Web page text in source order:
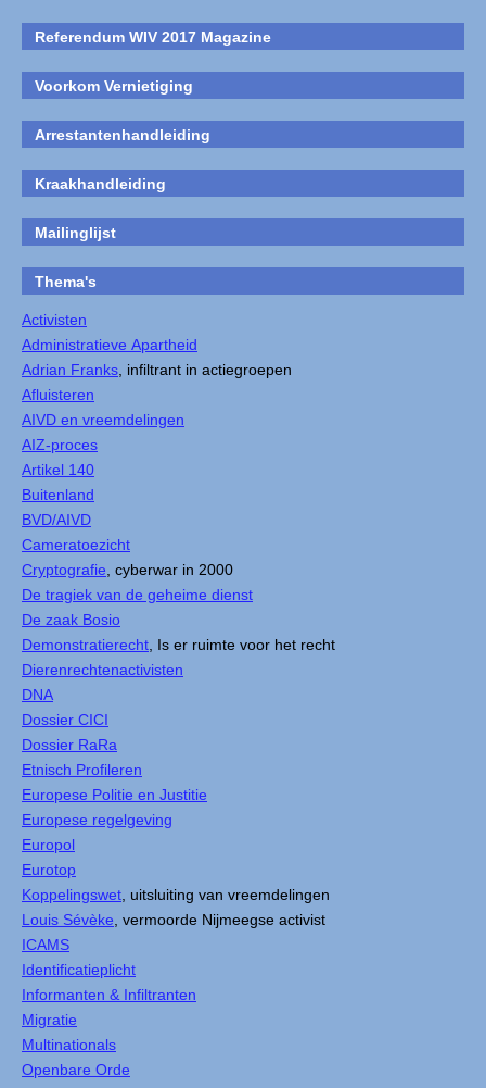
Referendum WIV 2017 Magazine
Voorkom Vernietiging
Arrestantenhandleiding
Kraakhandleiding
Mailinglijst
Thema's
Activisten
Administratieve Apartheid
Adrian Franks , infiltrant in actiegroepen
Afluisteren
AIVD en vreemdelingen
AIZ-proces
Artikel 140
Buitenland
BVD/AIVD
Cameratoezicht
Cryptografie , cyberwar in 2000
De tragiek van de geheime dienst
De zaak Bosio
Demonstratierecht , Is er ruimte voor het recht
Dierenrechtenactivisten
DNA
Dossier CICI
Dossier RaRa
Etnisch Profileren
Europese Politie en Justitie
Europese regelgeving
Europol
Eurotop
Koppelingswet , uitsluiting van vreemdelingen
Louis Sévèke , vermoorde Nijmeegse activist
ICAMS
Identificatieplicht
Informanten & Infiltranten
Migratie
Multinationals
Openbare Orde